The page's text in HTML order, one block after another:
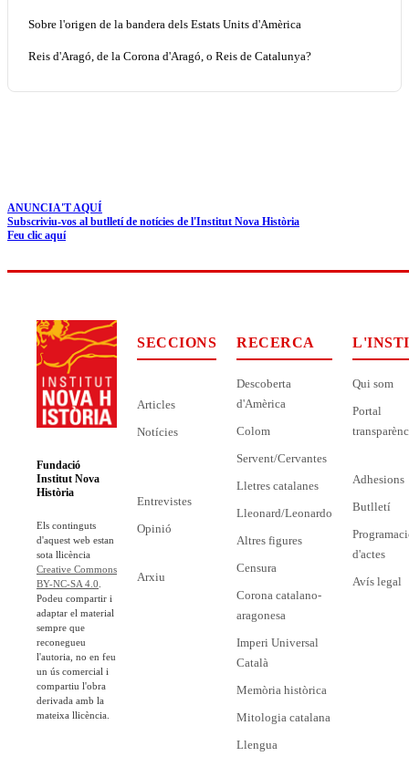
Sobre l'origen de la bandera dels Estats Units d'Amèrica
Reis d'Aragó, de la Corona d'Aragó, o Reis de Catalunya?
ANUNCIA'T AQUÍ
Subscriviu-vos al butlletí de notícies de l'Institut Nova Història
Feu clic aquí
Fundació
Institut Nova
Història
Els continguts
d'aquest web estan
sota llicència
Creative Commons
BY-NC-SA 4.0
Podeu compartir i
adaptar el material
sempre que
reconegueu
l'autoria, no en feu
un ús comercial i
compartiu l'obra
derivada amb la
mateixa llicència.
SECCIONS
Articles
Notícies
Entrevistes
Opinió
Arxiu
RECERCA
Descoberta
d'Amèrica
Colom
Servent/Cervantes
Lletres catalanes
Lleonard/Leonardo
Altres figures
Censura
Corona catalano-
aragonesa
Imperi Universal
Català
Memòria històrica
Mitologia catalana
Llengua
Qui som
Portal
Adhesions
Butlletí
d'actes
Avís legal